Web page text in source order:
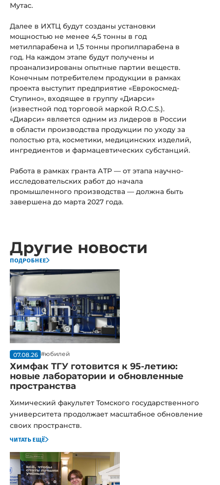
Мутас.
Далее в ИХТЦ будут созданы установки
мощностью не менее 4,5 тонны в год
метилпарабена и 1,5 тонны пропилпарабена в
год. На каждом этапе будут получены и
проанализированы опытные партии веществ.
Конечным потребителем продукции в рамках
проекта выступит предприятие «Еврокосмед-
Ступино», входящее в группу «Диарси»
(известной под торговой маркой R.O.C.S.).
«Диарси» является одним из лидеров в России
в области производства продукции по уходу за
полостью рта, косметики, медицинских изделий,
ингредиентов и фармацевтических субстанций.
Работа в рамках гранта АТР — от этапа научно-
исследовательских работ до начала
промышленного производства — должна быть
завершена до марта 2027 года.
Другие новости
подробнее
07.08.26 #юбилей
Химфак ТГУ готовится к 95-летию:
новые лаборатории и обновленные
пространства
Химический факультет Томского государственного
университета продолжает масштабное обновление
своих пространств.
читать ещё